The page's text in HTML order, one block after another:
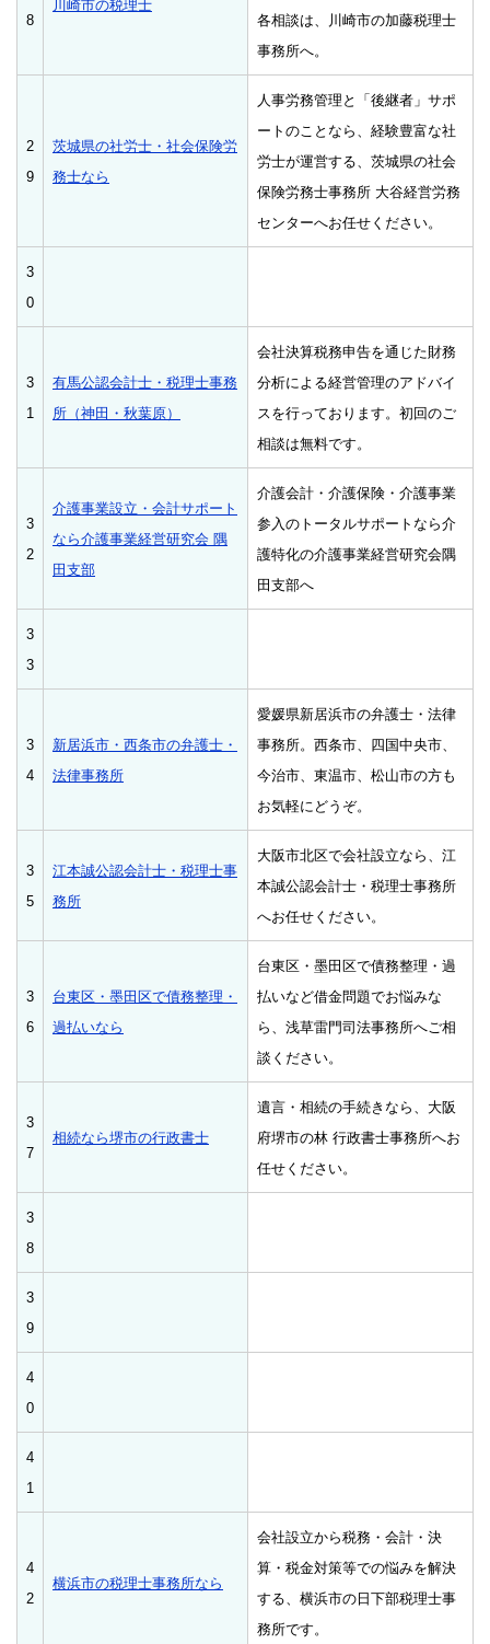
8
川崎市の税理士
各相談は、川崎市の加藤税理士
事務所へ。
2
9
茨城県の社労士・社会保険労
務士なら
人事労務管理と「後継者」サポ
ートのことなら、経験豊富な社
労士が運営する、茨城県の社会
保険労務士事務所 大谷経営労務
センターへお任せください。
3
0
3
1
有馬公認会計士・税理士事務
所（神田・秋葉原）
会社決算税務申告を通じた財務
分析による経営管理のアドバイ
スを行っております。初回のご
相談は無料です。
3
2
介護事業設立・会計サポート
なら介護事業経営研究会 隅
田支部
介護会計・介護保険・介護事業
参入のトータルサポートなら介
護特化の介護事業経営研究会隅
田支部へ
3
3
3
4
新居浜市・西条市の弁護士・
法律事務所
愛媛県新居浜市の弁護士・法律
事務所。西条市、四国中央市、
今治市、東温市、松山市の方も
お気軽にどうぞ。
3
5
江本誠公認会計士・税理士事
務所
大阪市北区で会社設立なら、江
本誠公認会計士・税理士事務所
へお任せください。
3
6
台東区・墨田区で債務整理・
過払いなら
台東区・墨田区で債務整理・過
払いなど借金問題でお悩みな
ら、浅草雷門司法事務所へご相
談ください。
3
7
相続なら堺市の行政書士
遺言・相続の手続きなら、大阪
府堺市の林 行政書士事務所へお
任せください。
3
8
3
9
4
0
4
1
4
2
横浜市の税理士事務所なら
会社設立から税務・会計・決
算・税金対策等での悩みを解決
する、横浜市の日下部税理士事
務所です。